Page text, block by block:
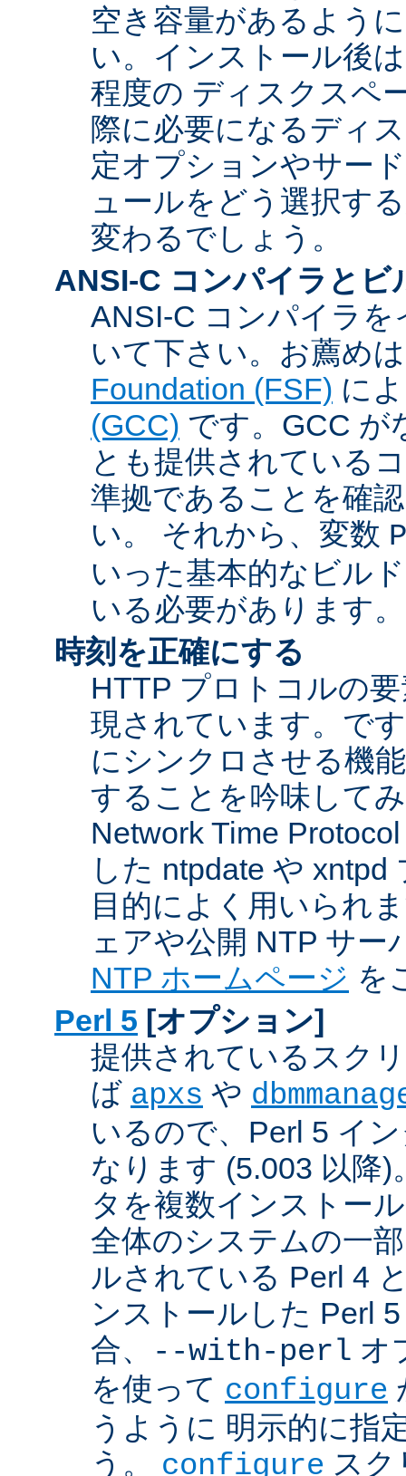
空き容量があるよう
い。インストール後
程度の ディスクスペ
際に必要になるディ
定オプションやサー
ュールをどう選択す
変わるでしょう。
ANSI-C コンパイラとビ
ANSI-C コンパイラ
いて下さい。お薦め
Foundation (FSF) に
(GCC) です。GCC が
とも提供されている
準拠であることを確
い。 それから、変数
いった基本的なビル
いる必要があります。
時刻を正確にする
HTTP プロトコルの
現されています。で
にシンクロさせる機
することを吟味して
Network Time
した ntpdate や
目的によく用いられ
ェアや公開 NTP サー
NTP ホームページ を
Perl 5 [オプション]
提供されているスク
ば apxs や
いるので、Perl 5 イ
なります (5.003 以降
タを複数インストー
全体のシステムの一
ルされている Perl 4
ンストールした Perl
合、
--with-perl オ
を使って configure
うように 明示的に指
う。 configure スク